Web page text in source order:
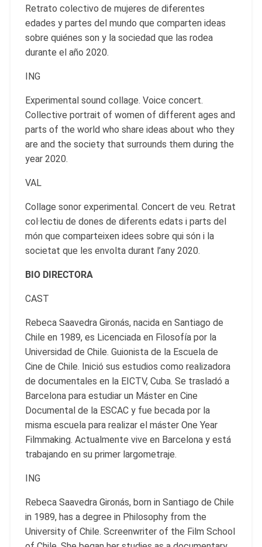
Retrato colectivo de mujeres de diferentes
edades y partes del mundo que comparten ideas
sobre quiénes son y la sociedad que las rodea
durante el año 2020.
ING
Experimental sound collage. Voice concert.
Collective portrait of women of different ages and
parts of the world who share ideas about who they
are and the society that surrounds them during the
year 2020.
VAL
Collage sonor experimental. Concert de veu. Retrat
col·lectiu de dones de diferents edats i parts del
món que comparteixen idees sobre qui són i la
societat que les envolta durant l’any 2020.
BIO DIRECTORA
CAST
Rebeca Saavedra Gironás, nacida en Santiago de
Chile en 1989, es Licenciada en Filosofía por la
Universidad de Chile. Guionista de la Escuela de
Cine de Chile. Inició sus estudios como realizadora
de documentales en la EICTV, Cuba. Se trasladó a
Barcelona para estudiar un Máster en Cine
Documental de la ESCAC y fue becada por la
misma escuela para realizar el máster One Year
Filmmaking. Actualmente vive en Barcelona y está
trabajando en su primer largometraje.
ING
Rebeca Saavedra Gironás, born in Santiago de Chile
in 1989, has a degree in Philosophy from the
University of Chile. Screenwriter of the Film School